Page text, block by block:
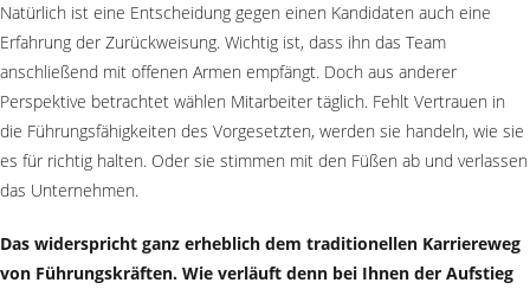
Natürlich ist eine Entscheidung gegen einen Kandidaten auch eine
Erfahrung der Zurückweisung. Wichtig ist, dass ihn das Team
anschließend mit offenen Armen empfängt. Doch aus anderer
Perspektive betrachtet wählen Mitarbeiter täglich. Fehlt Vertrauen in
die Führungsfähigkeiten des Vorgesetzten, werden sie handeln, wie sie
es für richtig halten. Oder sie stimmen mit den Füßen ab und verlassen
das Unternehmen.
Das widerspricht ganz erheblich dem traditionellen Karriereweg
von Führungskräften. Wie verläuft denn bei Ihnen der Aufstieg